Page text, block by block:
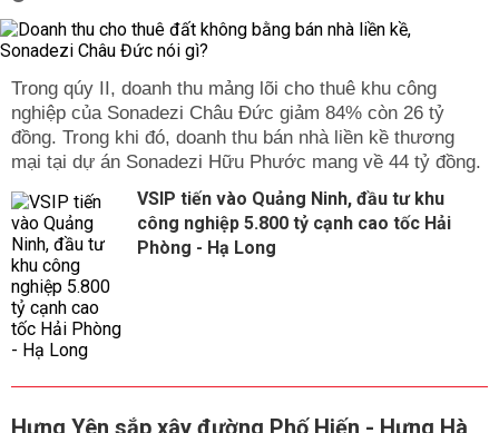
Trong qúy II, doanh thu mảng lõi cho thuê khu công
nghiệp của Sonadezi Châu Đức giảm 84% còn 26 tỷ
đồng. Trong khi đó, doanh thu bán nhà liền kề thương
mại tại dự án Sonadezi Hữu Phước mang về 44 tỷ đồng.
VSIP tiến vào Quảng Ninh, đầu tư khu
công nghiệp 5.800 tỷ cạnh cao tốc Hải
Phòng - Hạ Long
Hưng Yên sắp xây đường Phố Hiến - Hưng Hà